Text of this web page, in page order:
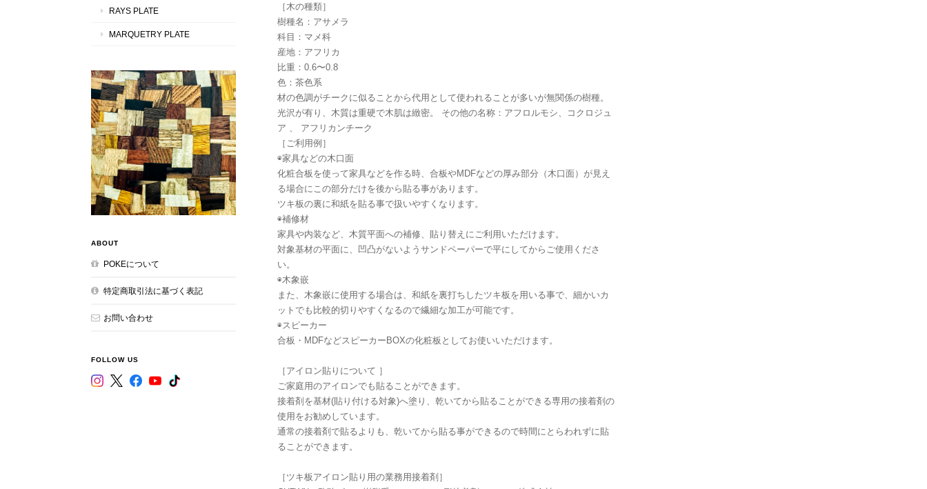
［木の種類］
樹種名：アサメラ
科目：マメ科
産地：アフリカ
比重：0.6〜0.8
色：茶色系
材の色調がチークに似ることから代用として使われることが多いが無関係の樹種。
光沢が有り、木質は重硬で木肌は緻密。 その他の名称：アフロルモシ、コクロジュ
ア 、 アフリカンチーク
［ご利用例］
◉家具などの木口面
化粧合板を使って家具などを作る時、合板やMDFなどの厚み部分（木口面）が見え
る場合にこの部分だけを後から貼る事があります。
ツキ板の裏に和紙を貼る事で扱いやすくなります。
◉補修材
家具や内装など、木質平面への補修、貼り替えにご利用いただけます。
対象基材の平面に、凹凸がないようサンドペーパーで平にしてからご使用くださ
い。
◉木象嵌
また、木象嵌に使用する場合は、和紙を裏打ちしたツキ板を用いる事で、細かいカ
ットでも比較的切りやすくなるので繊細な加工が可能です。
◉スピーカー
合板・MDFなどスピーカーBOXの化粧板としてお使いいただけます。
［アイロン貼りについて ］
ご家庭用のアイロンでも貼ることができます。
接着剤を基材(貼り付ける対象)へ塗り、乾いてから貼ることができる専用の接着剤の
使用をお勧めしています。
通常の接着剤で貼るよりも、乾いてから貼る事ができるので時間にとらわれずに貼
ることができます。
［ツキ板アイロン貼り用の業務用接着剤］
RAYS PLATE
MARQUETRY PLATE
ABOUT
POKEについて
特定商取引法に基づく表記
お問い合わせ
FOLLOW US